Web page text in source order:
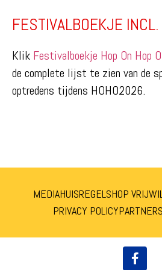
FESTIVALBOEKJE
Klik Festivalboekje Hop On Hop
de complete lijst te zien van de
optredens tijdens HOHO2026.
MEDIAHUISREGELSHOP
PRIVACY POLICYPARTNERS